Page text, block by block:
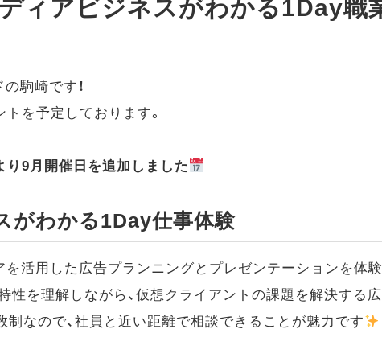
ィアビジネスがわかる1Day職
駒崎です！
を予定しております。
9月開催日を追加しました
がわかる1Day仕事体験
を活用した広告プランニングとプレゼンテーションを体
性を理解しながら、仮想クライアントの課題を解決する
制なので、社員と近い距離で相談できることが魅力です